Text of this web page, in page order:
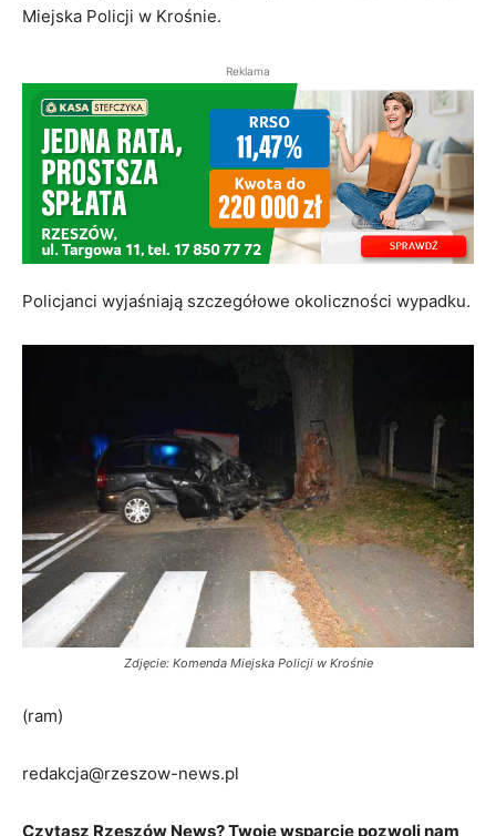
Miejska Policji w Krośnie.
Reklama
Policjanci wyjaśniają szczegółowe okoliczności wypadku.
Zdjęcie: Komenda Miejska Policji w Krośnie
(ram)
redakcja@rzeszow-news.pl
Czytasz Rzeszów News? Twoje wsparcie pozwoli nam